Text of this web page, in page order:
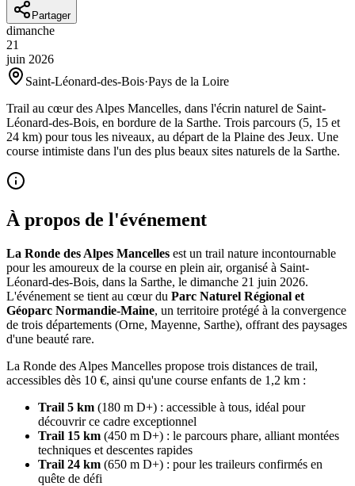
Partager
dimanche
21
juin 2026
Saint-Léonard-des-Bois·Pays de la Loire
Trail au cœur des Alpes Mancelles, dans l'écrin naturel de Saint-
Léonard-des-Bois, en bordure de la Sarthe. Trois parcours (5, 15 et
24 km) pour tous les niveaux, au départ de la Plaine des Jeux. Une
course intimiste dans l'un des plus beaux sites naturels de la Sarthe.
À propos de l'événement
La Ronde des Alpes Mancelles est un trail nature incontournable
pour les amoureux de la course en plein air, organisé à Saint-
Léonard-des-Bois, dans la Sarthe, le dimanche 21 juin 2026.
L'événement se tient au cœur du Parc Naturel Régional et
Géoparc Normandie-Maine, un territoire protégé à la convergence
de trois départements (Orne, Mayenne, Sarthe), offrant des paysages
d'une beauté rare.
La Ronde des Alpes Mancelles propose trois distances de trail,
accessibles dès 10 €, ainsi qu'une course enfants de 1,2 km :
Trail 5 km (180 m D+) : accessible à tous, idéal pour
découvrir ce cadre exceptionnel
Trail 15 km (450 m D+) : le parcours phare, alliant montées
techniques et descentes rapides
Trail 24 km (650 m D+) : pour les traileurs confirmés en
quête de défi